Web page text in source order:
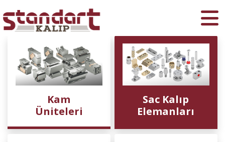
Kam
Üniteleri
Sac Kalıp
Elemanları